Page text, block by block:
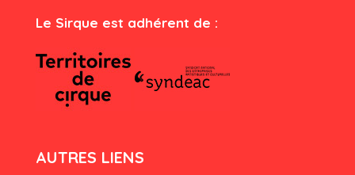
Le Sirque est adhérent de :
AUTRES LIENS